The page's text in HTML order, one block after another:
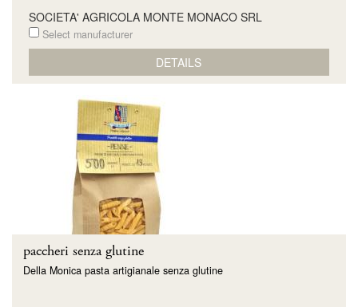
SOCIETA' AGRICOLA MONTE MONACO SRL
Select manufacturer
DETAILS
paccheri senza glutine
Della Monica pasta artigianale senza glutine